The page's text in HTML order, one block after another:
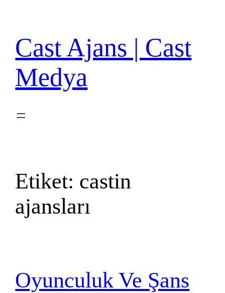
Cast Ajans | Cast
Medya
Etiket: castin
ajansları
Oyunculuk Ve Şans